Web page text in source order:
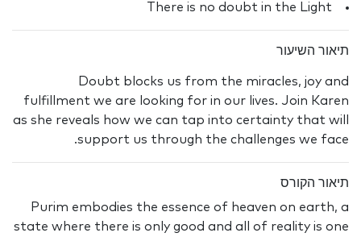
There is no doubt in the Light
תיאור השיעור
Doubt blocks us from the miracles, joy and
fulfillment we are looking for in our lives. Join Karen
as she reveals how we can tap into certainty that will
support us through the challenges we face.
תיאור הקורס
Purim embodies the essence of heaven on earth, a
state where there is only good and all of reality is one